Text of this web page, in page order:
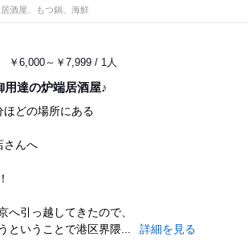
酒屋、もつ鍋、海鮮
￥6,000～￥7,999 / 1人
達の炉端居酒屋♪
ほどの場所にある
さんへ
へ引っ越してきたので、
ということで港区界隈...
詳細を見る